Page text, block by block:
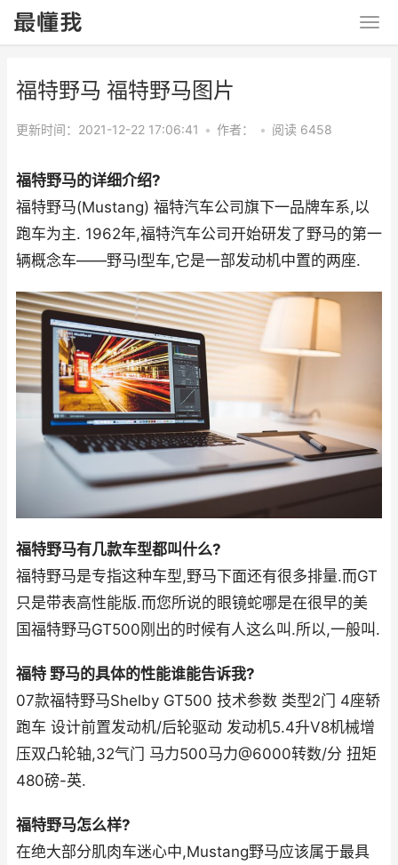
福特野马 福特野马图片
更新时间：2021-12-22 17:06:41 • 作者： • 阅读 6458
福特野马的详细介绍?
福特野马(Mustang) 福特汽车公司旗下一品牌车系,以
跑车为主. 1962年,福特汽车公司开始研发了野马的第一
辆概念车——野马I型车,它是一部发动机中置的两座.
福特野马有几款车型都叫什么?
福特野马是专指这种车型,野马下面还有很多排量.而GT
只是带表高性能版.而您所说的眼镜蛇哪是在很早的美
国福特野马GT500刚出的时候有人这么叫.所以,一般叫.
福特 野马的具体的性能谁能告诉我?
07款福特野马Shelby GT500 技术参数 类型2门 4座轿
跑车 设计前置发动机/后轮驱动 发动机5.4升V8机械增
压双凸轮轴,32气门 马力500马力@6000转数/分 扭矩
480磅-英.
福特野马怎么样?
在绝大部分肌肉车迷心中,Mustang野马应该属于最具